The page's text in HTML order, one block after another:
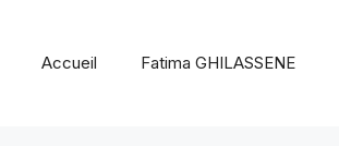
Accueil Fatima GHILASSENE